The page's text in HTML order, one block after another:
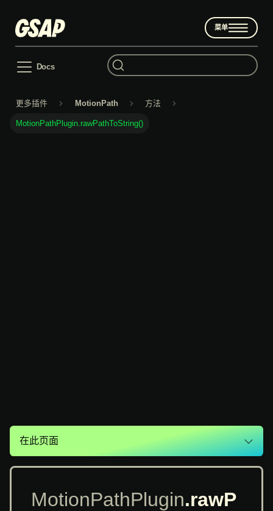
菜单
更多插件 MotionPath 方法
MotionPathPlugin.rawPathToString()
在此页面
MotionPathPlugin.rawP